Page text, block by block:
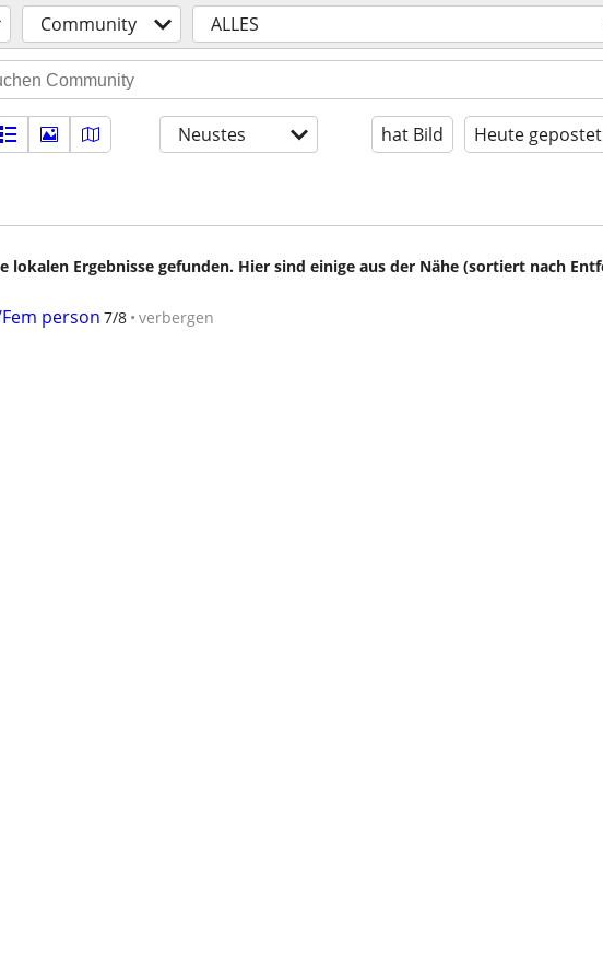
Community ALLES
Neustes hat Bild Heute gepostet
lokalen Ergebnisse gefunden. Hier sind einige aus der Nähe (sortiert nach
person 7/8 verbergen